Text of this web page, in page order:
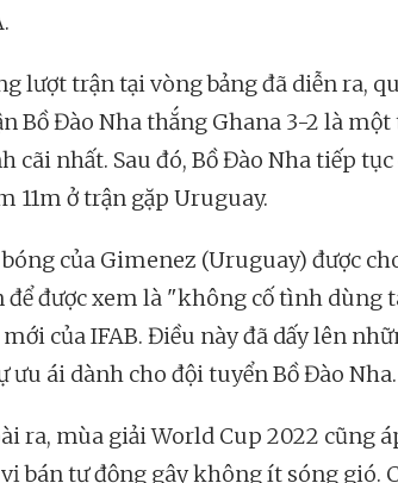
lượt trận tại vòng bảng đã diễn ra,
Bồ Đào Nha thắng Ghana 3-2 là
cãi nhất. Sau đó, Bồ Đào Nha tiếp
11m ở trận gặp Uruguay.
của Gimenez (Uruguay) được
để được xem là "không cố tình dùng
của IFAB. Điều này đã dấy lên
ưu ái dành cho đội tuyển Bồ Đào Nha.
ra, mùa giải World Cup 2022 cũng
bán tự động gây không ít sóng gió.